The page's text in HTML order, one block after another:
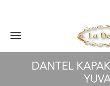
DANTEL